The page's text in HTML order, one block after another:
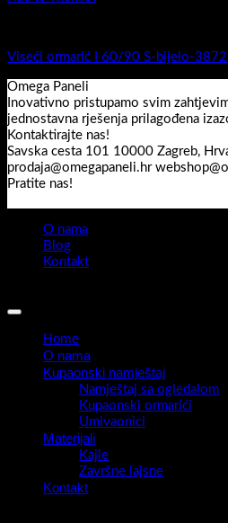
Viseći ormarić I 60/90 S-bijelo-
Omega Paneli
Inovativno pristupamo svim
jednostavna rješenja prilagođena
Kontaktirajte nas!
Savska cesta 101 10000 Zagreb,
prodaja@omegapaneli.hr
Pratite nas!
O nama
Blog
Kontakt
Home
O nama
Kupaonski namještaj
Namještaj sa ogledalom
Kupaonski ormarići
Umivaonici
Materijali
Kajle
Završne lajsne
Kontakt